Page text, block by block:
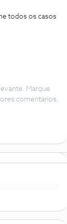
todos os casos
Marque
comentários.